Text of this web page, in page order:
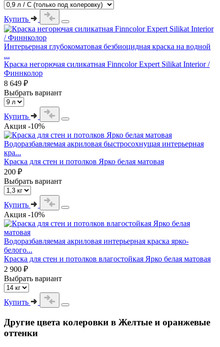
Купить
Интерьерная глубокоматовая безбиоцидная краска на водной
...
Краска негорючая силикатная Finncolor Expert Silikat Interior /
Финнколор
8 649 ₽
Выбрать вариант
Купить
Акция -10%
Водоразбавляемая акриловая быстросохнущая интерьерная
кра...
Краска для стен и потолков Ярко белая матовая
200 ₽
Выбрать вариант
Купить
Акция -10%
Водоразбавляемая акриловая интерьерная краска ярко-
белого...
Краска для стен и потолков влагостойкая Ярко белая матовая
2 900 ₽
Выбрать вариант
Купить
Другие цвета колеровки в Желтые и оранжевые
оттенки